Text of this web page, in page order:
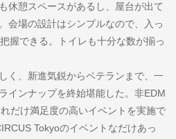
休憩スペースがあるし、屋台が出て
会場の設計はシンプルなので、入っ
握できる。トイレも十分な数が揃っ
く、新進気鋭からベテランまで、一
インナップを終始堪能した。非EDM
だけ満足度の高いイベントを実施で
Tokyoのイベントなだけあっ